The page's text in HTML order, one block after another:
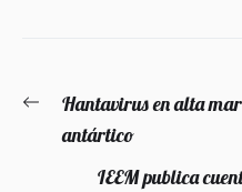
Navegación
entradas
Entrada
anterior:
Hantavirus en alta
antártico
IEEM publica